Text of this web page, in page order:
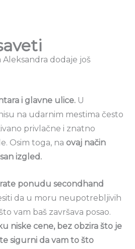
Aleksandra dodaje još
i glavne ulice. U
na udarnim mestima često
privlačne i znatno
Osim toga, na ovaj način
izgled.
ponudu secondhand
da u moru neupotrebljivih
vam baš završava posao.
niske cene, bez obzira što je
sigurni da vam to što